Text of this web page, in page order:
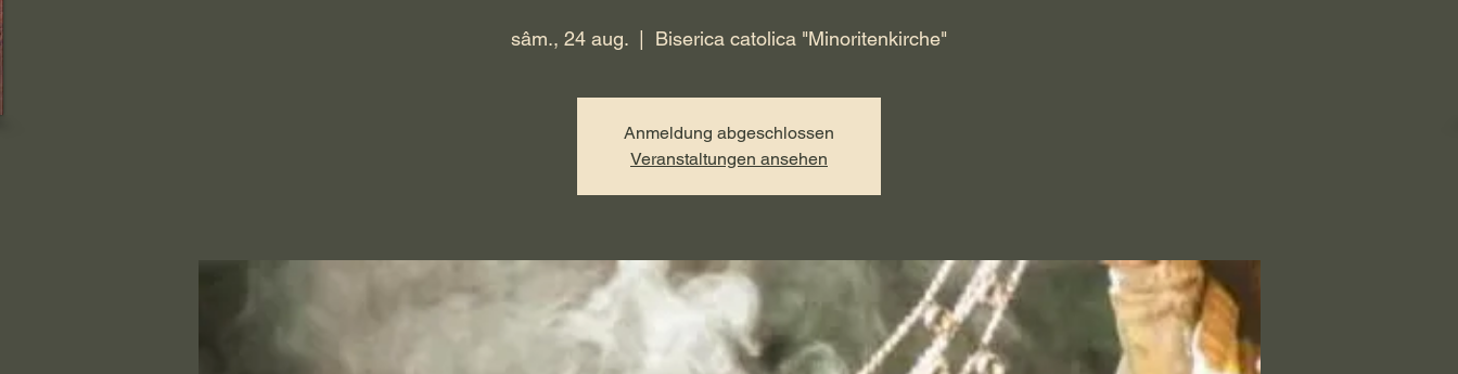
sâm., 24 aug. Biserica catolica "Minoritenkirche"
Anmeldung abgeschlossen
Veranstaltungen ansehen